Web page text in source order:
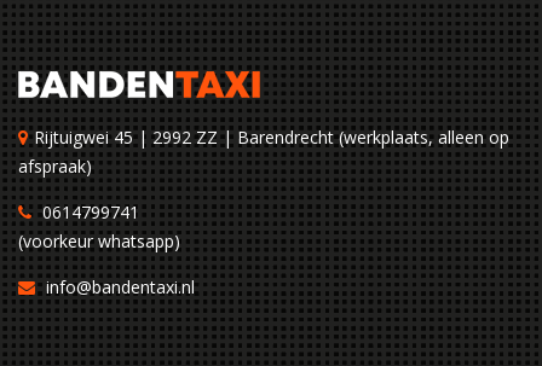
Rijtuigwei 45 | 2992 ZZ | Barendrecht (werkplaats, alleen op
afspraak)
0614799741
(voorkeur whatsapp)
info@bandentaxi.nl